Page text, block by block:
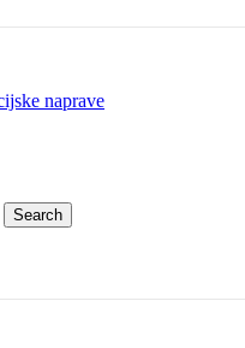
naprave
Search